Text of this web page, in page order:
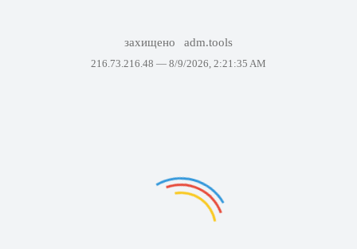
захищено adm.tools
216.73.216.48 — 8/9/2026, 2:21:35 AM